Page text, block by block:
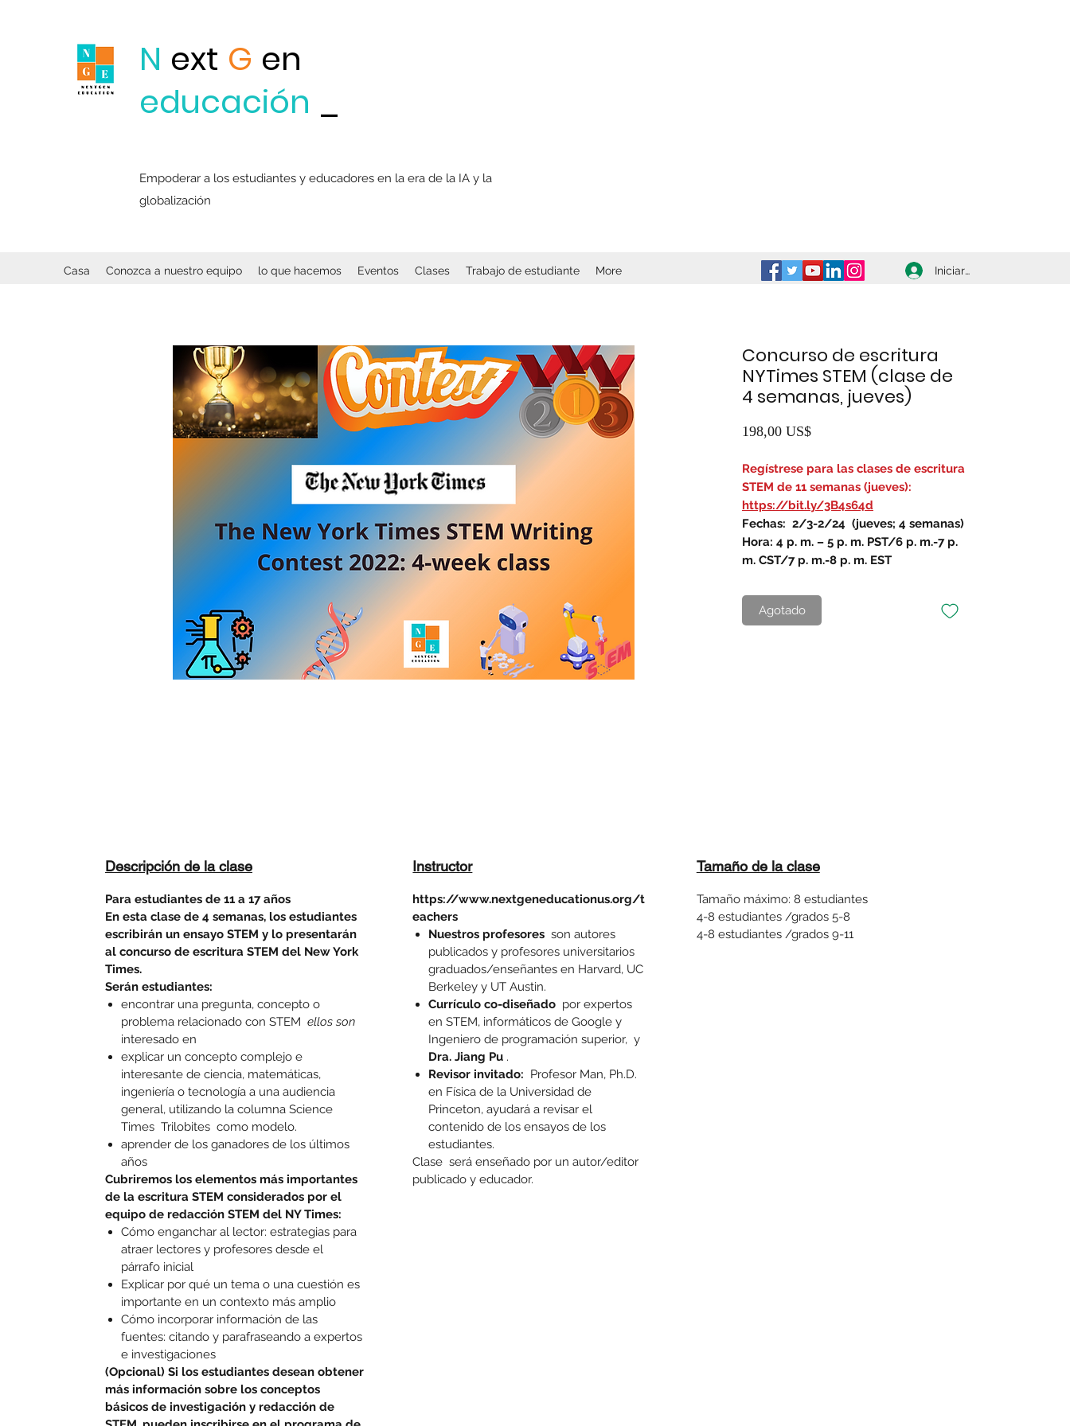
N ext G en
educación _
Empoderar a los estudiantes y educadores en la era de la IA y la
globalización
Casa Conozca a nuestro equipo lo que hacemos Eventos Clases Trabajo de estudiante More Iniciar sesión
Concurso de escritura
NYTimes STEM (clase de
4 semanas, jueves)
198,00 US$Precio
Regístrese para las clases de escritura
STEM de 11 semanas (jueves):
https://bit.ly/3B4s64d
Fechas: 2/3-2/24 (jueves; 4 semanas)
Hora: 4 p. m. – 5 p. m. PST/6 p. m.-7 p.
m. CST/7 p. m.-8 p. m. EST
Agotado
Descripción de la clase
Para estudiantes de 11 a 17 años
En esta clase de 4 semanas, los estudiantes
escribirán un ensayo STEM y lo presentarán
al concurso de escritura STEM del New York
Times.
Serán estudiantes:
encontrar una pregunta, concepto o
problema relacionado con STEM ellos son
interesado en
explicar un concepto complejo e
interesante de ciencia, matemáticas,
ingeniería o tecnología a una audiencia
general, utilizando la columna Science
Times Trilobites como modelo.
aprender de los ganadores de los últimos
años
Cubriremos los elementos más importantes
de la escritura STEM considerados por el
equipo de redacción STEM del NY Times:
Cómo enganchar al lector: estrategias para
atraer lectores y profesores desde el
párrafo inicial
Explicar por qué un tema o una cuestión es
importante en un contexto más amplio
Cómo incorporar información de las
fuentes: citando y parafraseando a expertos
e investigaciones
(Opcional) Si los estudiantes desean obtener
más información sobre los conceptos
básicos de investigación y redacción de
Instructor
https://www.nextgeneducationus.org/t
eachers
Nuestros profesores son autores
publicados y profesores universitarios
graduados/enseñantes en Harvard, UC
Berkeley y UT Austin.
Currículo co-diseñado por expertos
en STEM, informáticos de Google y
Ingeniero de programación superior, y
Dra. Jiang Pu .
Revisor invitado: Profesor Man, Ph.D.
en Física de la Universidad de
Princeton, ayudará a revisar el
contenido de los ensayos de los
estudiantes.
Clase será enseñado por un autor/editor
publicado y educador.
Tamaño de la clase
Tamaño máximo: 8 estudiantes
4-8 estudiantes /grados 5-8
4-8 estudiantes /grados 9-11